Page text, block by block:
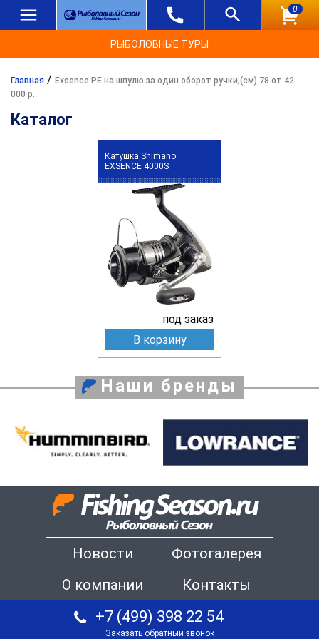
0
РЫБОЛОВНЫЕ ТУРЫ
Главная / Exsence PE на шпулю за один оборот ручки,(см) 78 от 42
000 р.
Каталог
Катушка Shimano
EXSENCE 4000S
под заказ
В корзину
Наши бренды
Новости
Фотогалерея
О компании
Контакты
+7 (499) 398 22 54
Заказать обратный звонок